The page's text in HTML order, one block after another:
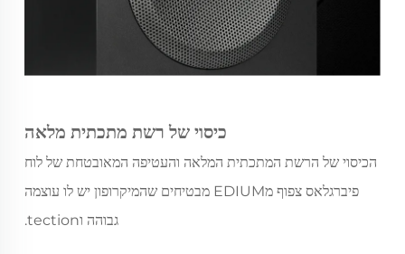
כיסוי של רשת מתכתית מלאה
הכיסוי של הרשת המתכתית המלאה והעטיפה המאובטחת של לוח
פיברגלאס צפוף מEDIUM מבטיחים שהמיקרופון יש לו עוצמה
גבוהה וtection.